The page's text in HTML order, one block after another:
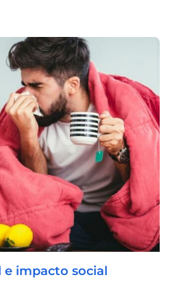
impacto social